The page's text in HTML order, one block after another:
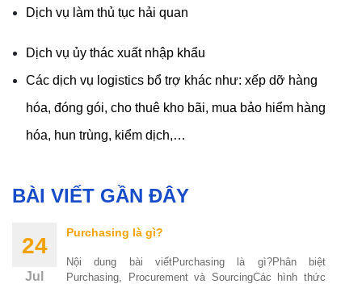
Dịch vụ làm thủ tục hải quan
Dịch vụ ủy thác xuất nhập khẩu
Các dịch vụ logistics bổ trợ khác như: xếp dỡ hàng
hóa, đóng gói, cho thuê kho bãi, mua bảo hiểm hàng
hóa, hun trùng, kiểm dịch,…
BÀI VIẾT GẦN ĐÂY
24
Jul
Purchasing là gì?
Nội dung bài viếtPurchasing là gì?Phân biệt
Purchasing, Procurement và SourcingCác hình thức